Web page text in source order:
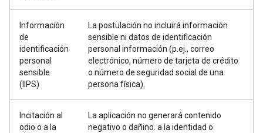
Información
de
identificación
personal
sensible
(IIPS)
La postulación no incluirá información
sensible ni datos de identificación
personal información (p.ej., correo
electrónico, número de tarjeta de crédito
o número de seguridad social de una
persona física).
Incitación al
odio o a la
La aplicación no generará contenido
negativo o dañino. a la identidad o